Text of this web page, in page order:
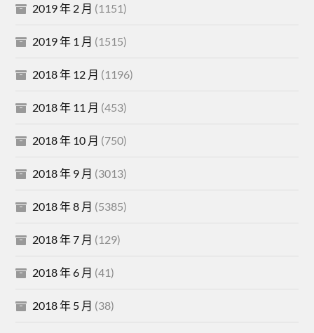
2019 年 2 月 (1151)
2019 年 1 月 (1515)
2018 年 12 月 (1196)
2018 年 11 月 (453)
2018 年 10 月 (750)
2018 年 9 月 (3013)
2018 年 8 月 (5385)
2018 年 7 月 (129)
2018 年 6 月 (41)
2018 年 5 月 (38)